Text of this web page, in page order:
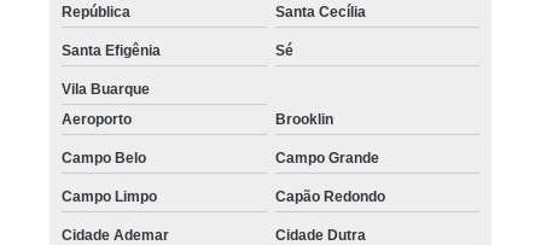
República Santa Cecília
Santa Efigênia Sé
Vila Buarque
Aeroporto
Brooklin
Campo Belo Campo Grande
Campo Limpo Capão Redondo
Cidade Ademar Cidade Dutra